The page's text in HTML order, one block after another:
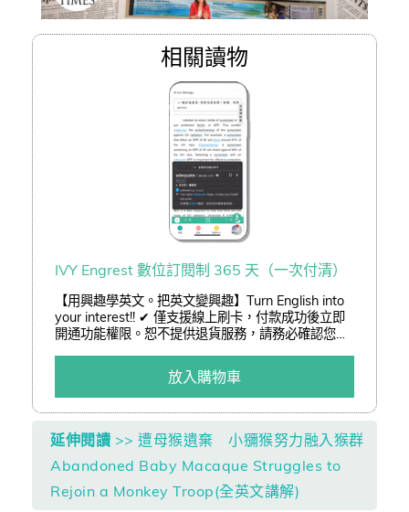
相關讀物
IVY Engrest 數位訂閱制 365 天（一次付清）
【用興趣學英文。把英文變興趣】Turn English into
your interest!! ✔ 僅支援線上刷卡，付款成功後立即
開通功能權限。恕不提供退貨服務，請務必確認您已
(查詢)」或「折價券(查詢)」折抵二擇一。 ✔ 以低於
3 折加購嚴選好書。放入購物車
延伸閱讀 >> 遭母猴遺棄 小獼猴努力融入猴群
Abandoned Baby Macaque Struggles to
Rejoin a Monkey Troop(全英文講解)